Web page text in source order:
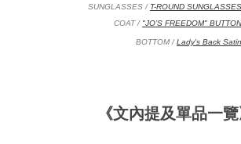
SUNGLASSES / T-ROUND SUNGLASSES
COAT / "JO’S FREEDOM"
BOTTOM / Lady's Back
《文內提及單品一覽